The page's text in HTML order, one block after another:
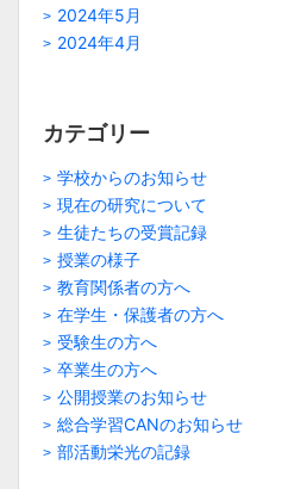
2024年5月
2024年4月
カテゴリー
学校からのお知らせ
現在の研究について
生徒たちの受賞記録
授業の様子
教育関係者の方へ
在学生・保護者の方へ
受験生の方へ
卒業生の方へ
公開授業のお知らせ
総合学習CANのお知らせ
部活動栄光の記録